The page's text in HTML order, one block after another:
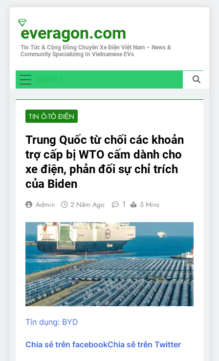
content
everagon.com
Tin Tức & Cộng Đồng Chuyên Xe Điện Việt Nam – News &
Community Specializing In Vietnamese EVs
TIN Ô-TÔ ĐIỆN
Trung Quốc từ chối các khoản
trợ cấp bị WTO cấm dành cho
xe điện, phản đối sự chỉ trích
của Biden
Admin 2 Năm Ago 1 5 Mins
Tín dụng: BYD
Chia sẻ trên facebookChia sẽ trên Twitter